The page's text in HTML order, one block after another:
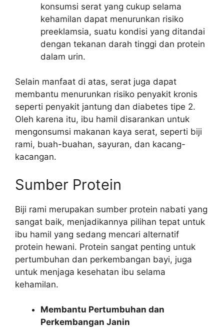
konsumsi serat yang cukup selama
kehamilan dapat menurunkan risiko
preeklamsia, suatu kondisi yang ditandai
dengan tekanan darah tinggi dan protein
dalam urin.
Selain manfaat di atas, serat juga dapat
membantu menurunkan risiko penyakit kronis
seperti penyakit jantung dan diabetes tipe 2.
Oleh karena itu, ibu hamil disarankan untuk
mengonsumsi makanan kaya serat, seperti biji
rami, buah-buahan, sayuran, dan kacang-
kacangan.
Sumber Protein
Biji rami merupakan sumber protein nabati yang
sangat baik, menjadikannya pilihan tepat untuk
ibu hamil yang sedang mencari alternatif
protein hewani. Protein sangat penting untuk
pertumbuhan dan perkembangan bayi, juga
untuk menjaga kesehatan ibu selama
kehamilan.
Membantu Pertumbuhan dan
Perkembangan Janin